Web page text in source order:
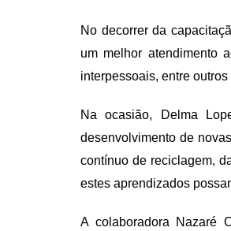
No decorrer da
um melhor atendimento
interpessoais, entre outros
Na ocasião, Delma
desenvolvimento de
contínuo de reciclagem,
estes aprendizados
A colaboradora Nazaré